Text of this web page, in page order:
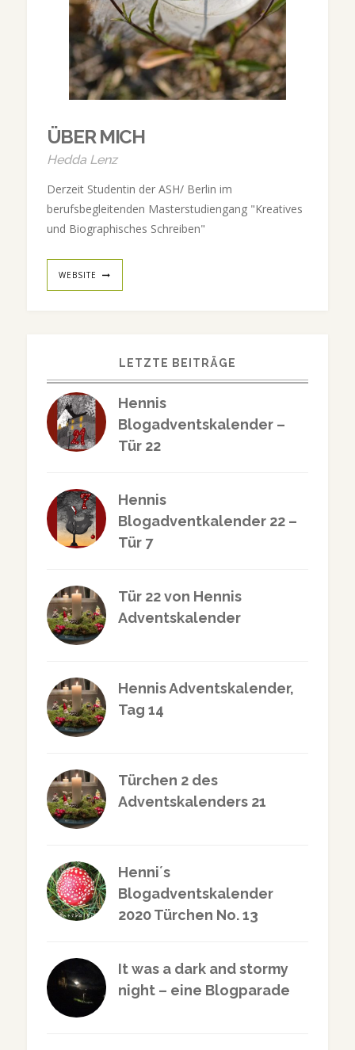
ÜBER MICH
Hedda Lenz
Derzeit Studentin der ASH/ Berlin im
berufsbegleitenden Masterstudiengang "Kreatives
und Biographisches Schreiben"
WEBSITE
LETZTE BEITRÄGE
Hennis
Blogadventskalender –
Tür 22
Hennis
Blogadventkalender 22 –
Tür 7
Tür 22 von Hennis
Adventskalender
Hennis Adventskalender,
Tag 14
Türchen 2 des
Adventskalenders 21
Henni´s
Blogadventskalender
2020 Türchen No. 13
It was a dark and stormy
night – eine Blogparade